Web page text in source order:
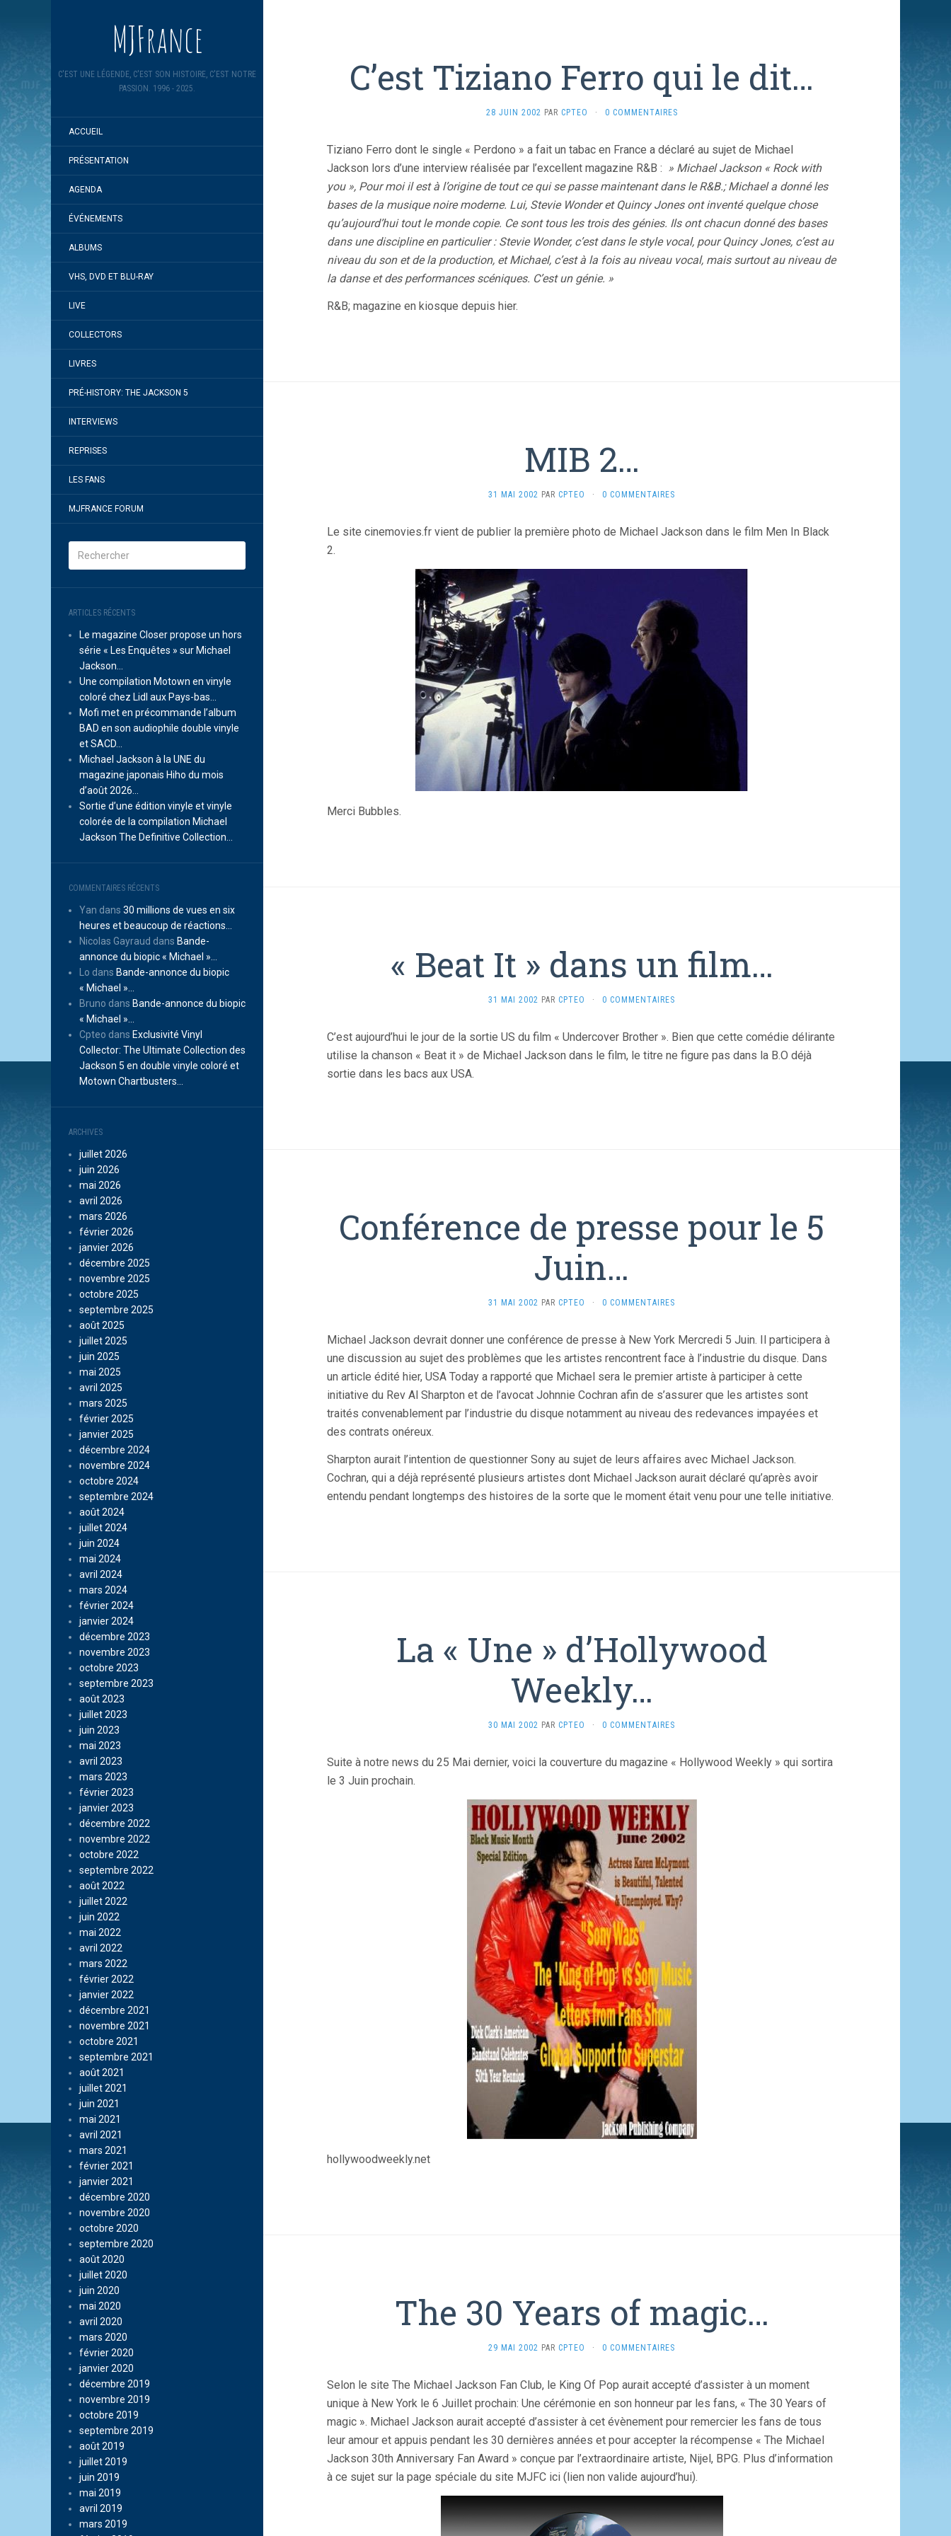
MJFrance
C'EST UNE LÉGENDE, C'EST SON HISTOIRE, C'EST NOTRE
PASSION. 1996 - 2025.
ACCUEIL
PRÉSENTATION
AGENDA
ÉVÉNEMENTS
ALBUMS
VHS, DVD ET BLU-RAY
LIVE
COLLECTORS
LIVRES
PRÉ-HISTORY: THE JACKSON 5
INTERVIEWS
REPRISES
LES FANS
MJFRANCE FORUM
ARTICLES RÉCENTS
Le magazine Closer propose un hors
série « Les Enquêtes » sur Michael
Jackson…
Une compilation Motown en vinyle
coloré chez Lidl aux Pays-bas…
Mofi met en précommande l’album
BAD en son audiophile double vinyle
et SACD…
Michael Jackson à la UNE du
magazine japonais Hiho du mois
d’août 2026…
Sortie d’une édition vinyle et vinyle
colorée de la compilation Michael
Jackson The Definitive Collection…
COMMENTAIRES RÉCENTS
Yan dans 30 millions de vues en six
heures et beaucoup de réactions…
Nicolas Gayraud dans Bande-
annonce du biopic « Michael »…
Lo dans Bande-annonce du biopic
« Michael »…
Bruno dans Bande-annonce du biopic
« Michael »…
Cpteo dans Exclusivité Vinyl
Collector: The Ultimate Collection des
Jackson 5 en double vinyle coloré et
Motown Chartbusters…
ARCHIVES
juillet 2026
juin 2026
mai 2026
avril 2026
mars 2026
février 2026
janvier 2026
décembre 2025
novembre 2025
octobre 2025
septembre 2025
août 2025
juillet 2025
juin 2025
mai 2025
avril 2025
mars 2025
février 2025
janvier 2025
décembre 2024
novembre 2024
octobre 2024
septembre 2024
août 2024
juillet 2024
juin 2024
mai 2024
avril 2024
mars 2024
février 2024
janvier 2024
décembre 2023
novembre 2023
octobre 2023
septembre 2023
août 2023
juillet 2023
juin 2023
mai 2023
avril 2023
mars 2023
février 2023
janvier 2023
décembre 2022
novembre 2022
octobre 2022
septembre 2022
août 2022
juillet 2022
juin 2022
mai 2022
avril 2022
mars 2022
février 2022
janvier 2022
décembre 2021
novembre 2021
octobre 2021
septembre 2021
août 2021
juillet 2021
juin 2021
mai 2021
avril 2021
mars 2021
février 2021
janvier 2021
décembre 2020
novembre 2020
octobre 2020
septembre 2020
août 2020
juillet 2020
juin 2020
mai 2020
avril 2020
mars 2020
février 2020
janvier 2020
décembre 2019
novembre 2019
octobre 2019
septembre 2019
août 2019
juillet 2019
juin 2019
mai 2019
avril 2019
mars 2019
C’est Tiziano Ferro qui le dit…
28 JUIN 2002 PAR CPTEO · 0 COMMENTAIRES
Tiziano Ferro dont le single « Perdono » a fait un tabac en France a déclaré au sujet de Michael
Jackson lors d’une interview réalisée par l’excellent magazine R&B : » Michael Jackson « Rock with
you », Pour moi il est à l’origine de tout ce qui se passe maintenant dans le R&B.; Michael a donné les
bases de la musique noire moderne. Lui, Stevie Wonder et Quincy Jones ont inventé quelque chose
qu’aujourd’hui tout le monde copie. Ce sont tous les trois des génies. Ils ont chacun donné des bases
dans une discipline en particulier : Stevie Wonder, c’est dans le style vocal, pour Quincy Jones, c’est au
niveau du son et de la production, et Michael, c’est à la fois au niveau vocal, mais surtout au niveau de
la danse et des performances scéniques. C’est un génie. »
R&B; magazine en kiosque depuis hier.
MIB 2…
31 MAI 2002 PAR CPTEO · 0 COMMENTAIRES
Le site cinemovies.fr vient de publier la première photo de Michael Jackson dans le film Men In Black
2.
Merci Bubbles.
« Beat It » dans un film…
31 MAI 2002 PAR CPTEO · 0 COMMENTAIRES
C’est aujourd’hui le jour de la sortie US du film « Undercover Brother ». Bien que cette comédie délirante
utilise la chanson « Beat it » de Michael Jackson dans le film, le titre ne figure pas dans la B.O déjà
sortie dans les bacs aux USA.
Conférence de presse pour le 5
Juin…
31 MAI 2002 PAR CPTEO · 0 COMMENTAIRES
Michael Jackson devrait donner une conférence de presse à New York Mercredi 5 Juin. Il participera à
une discussion au sujet des problèmes que les artistes rencontrent face à l’industrie du disque. Dans
un article édité hier, USA Today a rapporté que Michael sera le premier artiste à participer à cette
initiative du Rev Al Sharpton et de l’avocat Johnnie Cochran afin de s’assurer que les artistes sont
traités convenablement par l’industrie du disque notamment au niveau des redevances impayées et
des contrats onéreux.
Sharpton aurait l’intention de questionner Sony au sujet de leurs affaires avec Michael Jackson.
Cochran, qui a déjà représenté plusieurs artistes dont Michael Jackson aurait déclaré qu’après avoir
entendu pendant longtemps des histoires de la sorte que le moment était venu pour une telle initiative.
La « Une » d’Hollywood
Weekly…
30 MAI 2002 PAR CPTEO · 0 COMMENTAIRES
Suite à notre news du 25 Mai dernier, voici la couverture du magazine « Hollywood Weekly » qui sortira
le 3 Juin prochain.
hollywoodweekly.net
The 30 Years of magic…
29 MAI 2002 PAR CPTEO · 0 COMMENTAIRES
Selon le site The Michael Jackson Fan Club, le King Of Pop aurait accepté d’assister à un moment
unique à New York le 6 Juillet prochain: Une cérémonie en son honneur par les fans, « The 30 Years of
magic ». Michael Jackson aurait accepté d’assister à cet évènement pour remercier les fans de tous
leur amour et appuis pendant les 30 dernières années et pour accepter la récompense « The Michael
Jackson 30th Anniversary Fan Award » conçue par l’extraordinaire artiste, Nijel, BPG. Plus d’information
à ce sujet sur la page spéciale du site MJFC ici (lien non valide aujourd’hui).